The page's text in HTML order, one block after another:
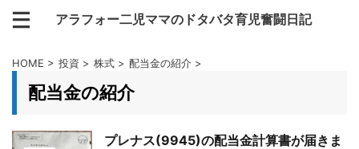
アラフォー二児ママのドタバタ育児奮闘日記
HOME > 投資 > 株式 > 配当金の紹介 >
配当金の紹介
プレナス(9945)の配当金計算書が届きま